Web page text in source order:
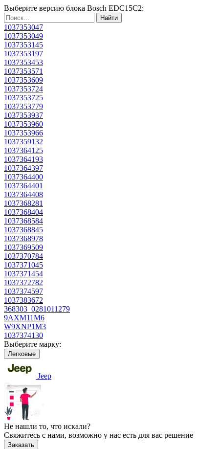
Выберите версию блока Bosch EDC15C2:
Найти
1037353047
1037353049
1037353145
1037353197
1037353453
1037353571
1037353609
1037353724
1037353725
1037353779
1037353937
1037353960
1037353966
1037359132
1037364125
1037364193
1037364397
1037364400
1037364401
1037364408
1037368281
1037368404
1037368584
1037368845
1037368978
1037369509
1037370784
1037371045
1037371454
1037372782
1037374597
1037383672
368303_0281011279
9AXM11M6
W9XNP1M3
1037374130
Выберите марку:
Легковые
Jeep
Не нашли то, что искали?
Свяжитесь с нами, возможно у нас есть для вас решение
Заказать